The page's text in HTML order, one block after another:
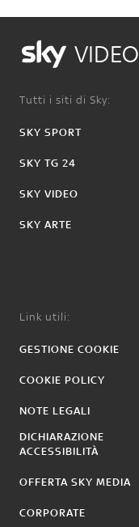
VIDEO
Tutti i siti di Sky:
SKY SPORT
SKY TG 24
SKY VIDEO
SKY ARTE
Link utili:
GESTIONE COOKIE
COOKIE POLICY
NOTE LEGALI
DICHIARAZIONE
ACCESSIBILITÀ
OFFERTA SKY MEDIA
CORPORATE